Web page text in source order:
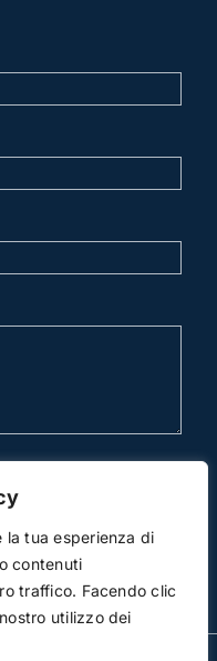
la tua esperienza di
contenuti
traffico. Facendo clic
utilizzo dei